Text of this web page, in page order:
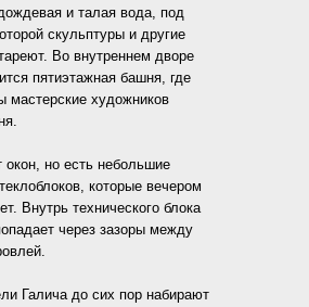
и талая вода, под
скульптуры и другие
Во внутреннем дворе
пятиэтажная башня, где
мастерские художников
окон, но есть небольшие
которые вечером
Внутрь технического блока
через зазоры между
Галича до сих пор набирают